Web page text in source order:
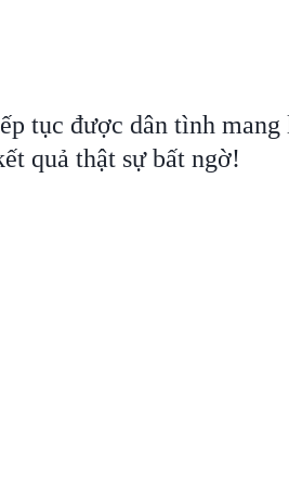
tục được dân tình mang
quả thật sự bất ngờ!